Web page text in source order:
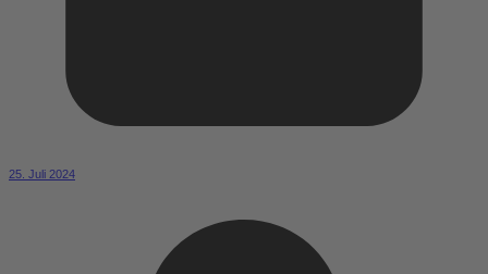
25. Juli 2024